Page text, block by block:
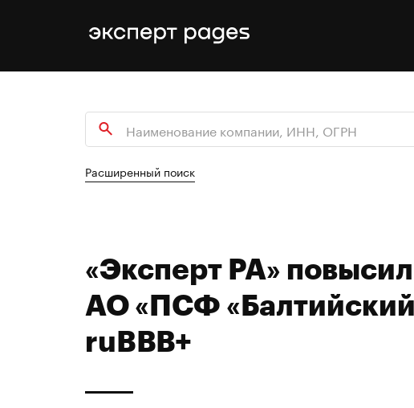
Расширенный поиск
«Эксперт РА»
АО «ПСФ «Балтийский
ruBВВ+